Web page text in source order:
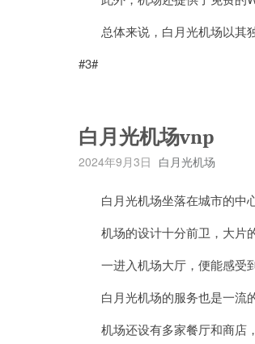
总体来说，白月光机场以其独
#3#
白月光机场vnp
2024年9月3日 白月光机场
白月光机场坐落在城市的中心
机场的设计十分前卫，大片的
一进入机场大厅，便能感受到
白月光机场的服务也是一流的
机场还设有多家餐厅和商店，